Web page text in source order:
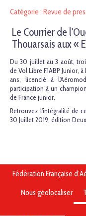
Catégorie : Revue de
Le Courrier de
Thouarsais aux «
Du 30 juillet au 3 août,
de Vol Libre F1ABP Junior,
ans, licencié à
participation à un
de France junior.
Retrouvez l'intégralité de
30 Juillet 2019, édition
Fédération Française
Nous géolocaliser